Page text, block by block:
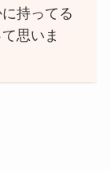
持ってる
思いま